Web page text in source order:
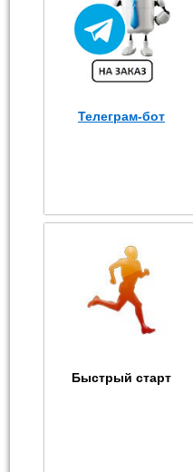
Телеграм-бот
Быстрый старт